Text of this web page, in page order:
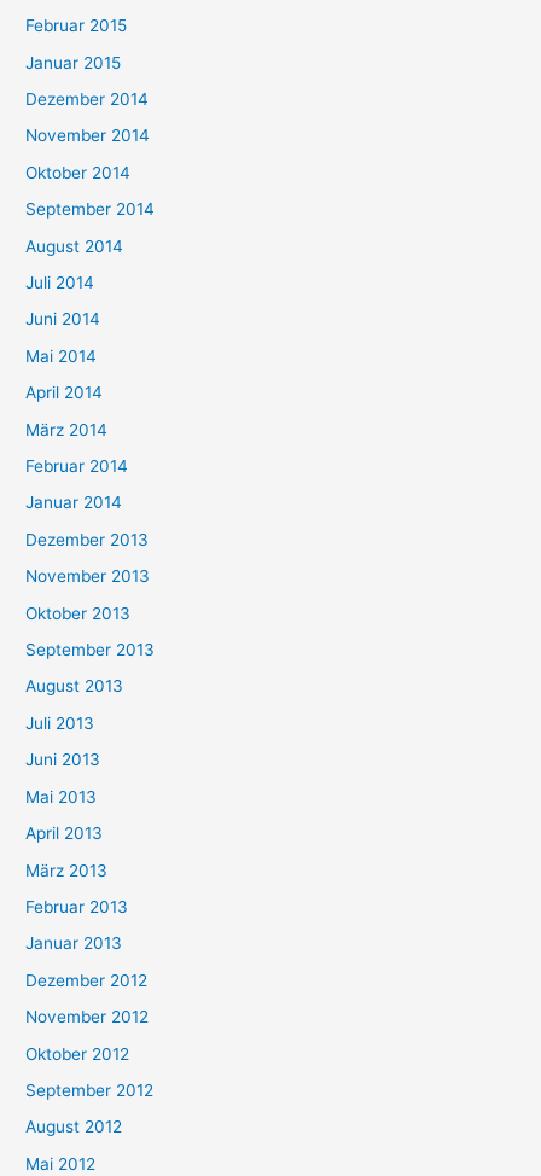
Februar 2015
Januar 2015
Dezember 2014
November 2014
Oktober 2014
September 2014
August 2014
Juli 2014
Juni 2014
Mai 2014
April 2014
März 2014
Februar 2014
Januar 2014
Dezember 2013
November 2013
Oktober 2013
September 2013
August 2013
Juli 2013
Juni 2013
Mai 2013
April 2013
März 2013
Februar 2013
Januar 2013
Dezember 2012
November 2012
Oktober 2012
September 2012
August 2012
Mai 2012